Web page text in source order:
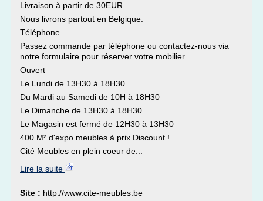
Livraison à partir de 30EUR
Nous livrons partout en Belgique.
Téléphone
Passez commande par téléphone ou contactez-nous via
notre formulaire pour réserver votre mobilier.
Ouvert
Le Lundi de 13H30 à 18H30
Du Mardi au Samedi de 10H à 18H30
Le Dimanche de 13H30 à 18H30
Le Magasin est fermé de 12H30 à 13H30
400 M² d'expo meubles à prix Discount !
Cité Meubles en plein coeur de...
Lire la suite
Site : http://www.cite-meubles.be